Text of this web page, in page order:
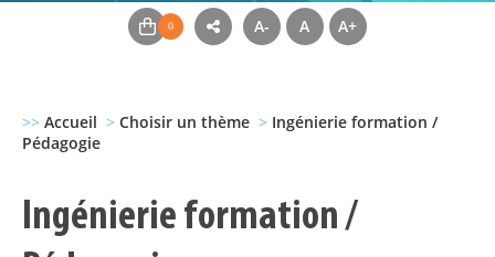
A- A A+
>> Accueil > Choisir un thème > Ingénierie formation /
Pédagogie
Ingénierie formation /